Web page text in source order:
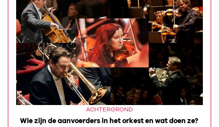
ACHTERGROND
Wie zijn de aanvoerders in het orkest en wat doen ze?